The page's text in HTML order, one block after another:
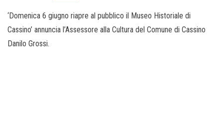
‘Domenica 6 giugno riapre al pubblico il Museo Historiale di
Cassino’ annuncia l’Assessore alla Cultura del Comune di Cassino
Danilo Grossi.